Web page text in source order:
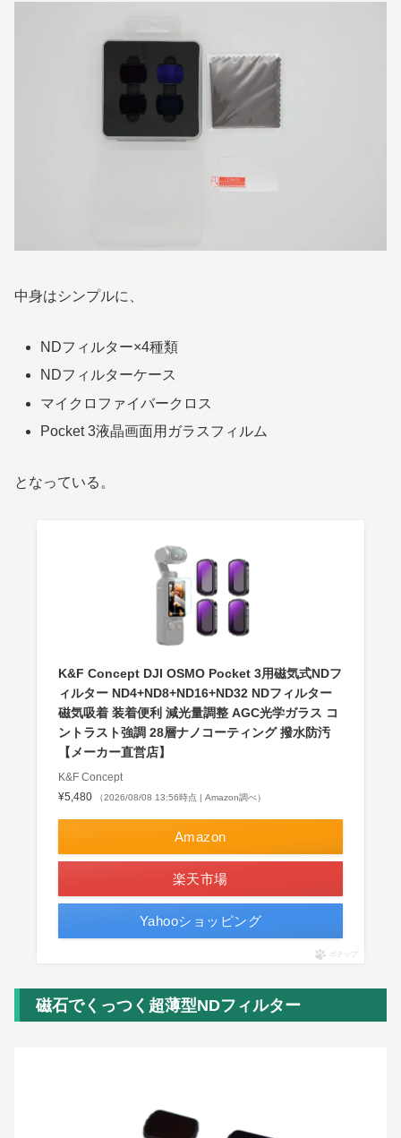
中身はシンプルに、
NDフィルター×4種類
NDフィルターケース
マイクロファイバークロス
Pocket 3液晶画面用ガラスフィルム
となっている。
K&F Concept DJI OSMO Pocket 3用磁気式NDフ
ィルター ND4+ND8+ND16+ND32 NDフィルター
磁気吸着 装着便利 減光量調整 AGC光学ガラス コ
ントラスト強調 28層ナノコーティング 撥水防汚
【メーカー直営店】
K&F Concept
¥5,480
（2026/08/08 13:56時点 | Amazon調べ）
Amazon
楽天市場
Yahooショッピング
ポチップ
磁石でくっつく超薄型NDフィルター